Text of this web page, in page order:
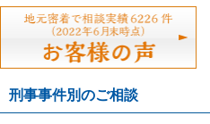
刑事事件別のご相談